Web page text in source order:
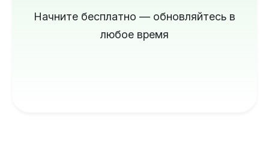
Начните бесплатно — обновляйтесь в
любое время